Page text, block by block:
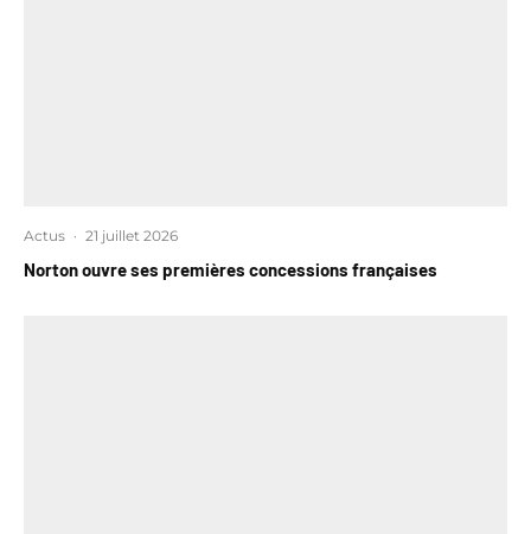
Actus · 21 juillet 2026
Norton ouvre ses premières concessions françaises